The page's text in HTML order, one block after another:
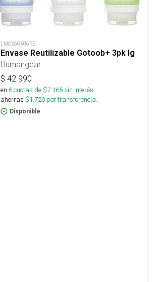
LMO260506FE
Envase Reutilizable Gotoob+ 3pk lg
Humangear
$ 42.990
en 6cuotas de $7.165sin interés
ahorras $1.720 por transferencia.
Disponible